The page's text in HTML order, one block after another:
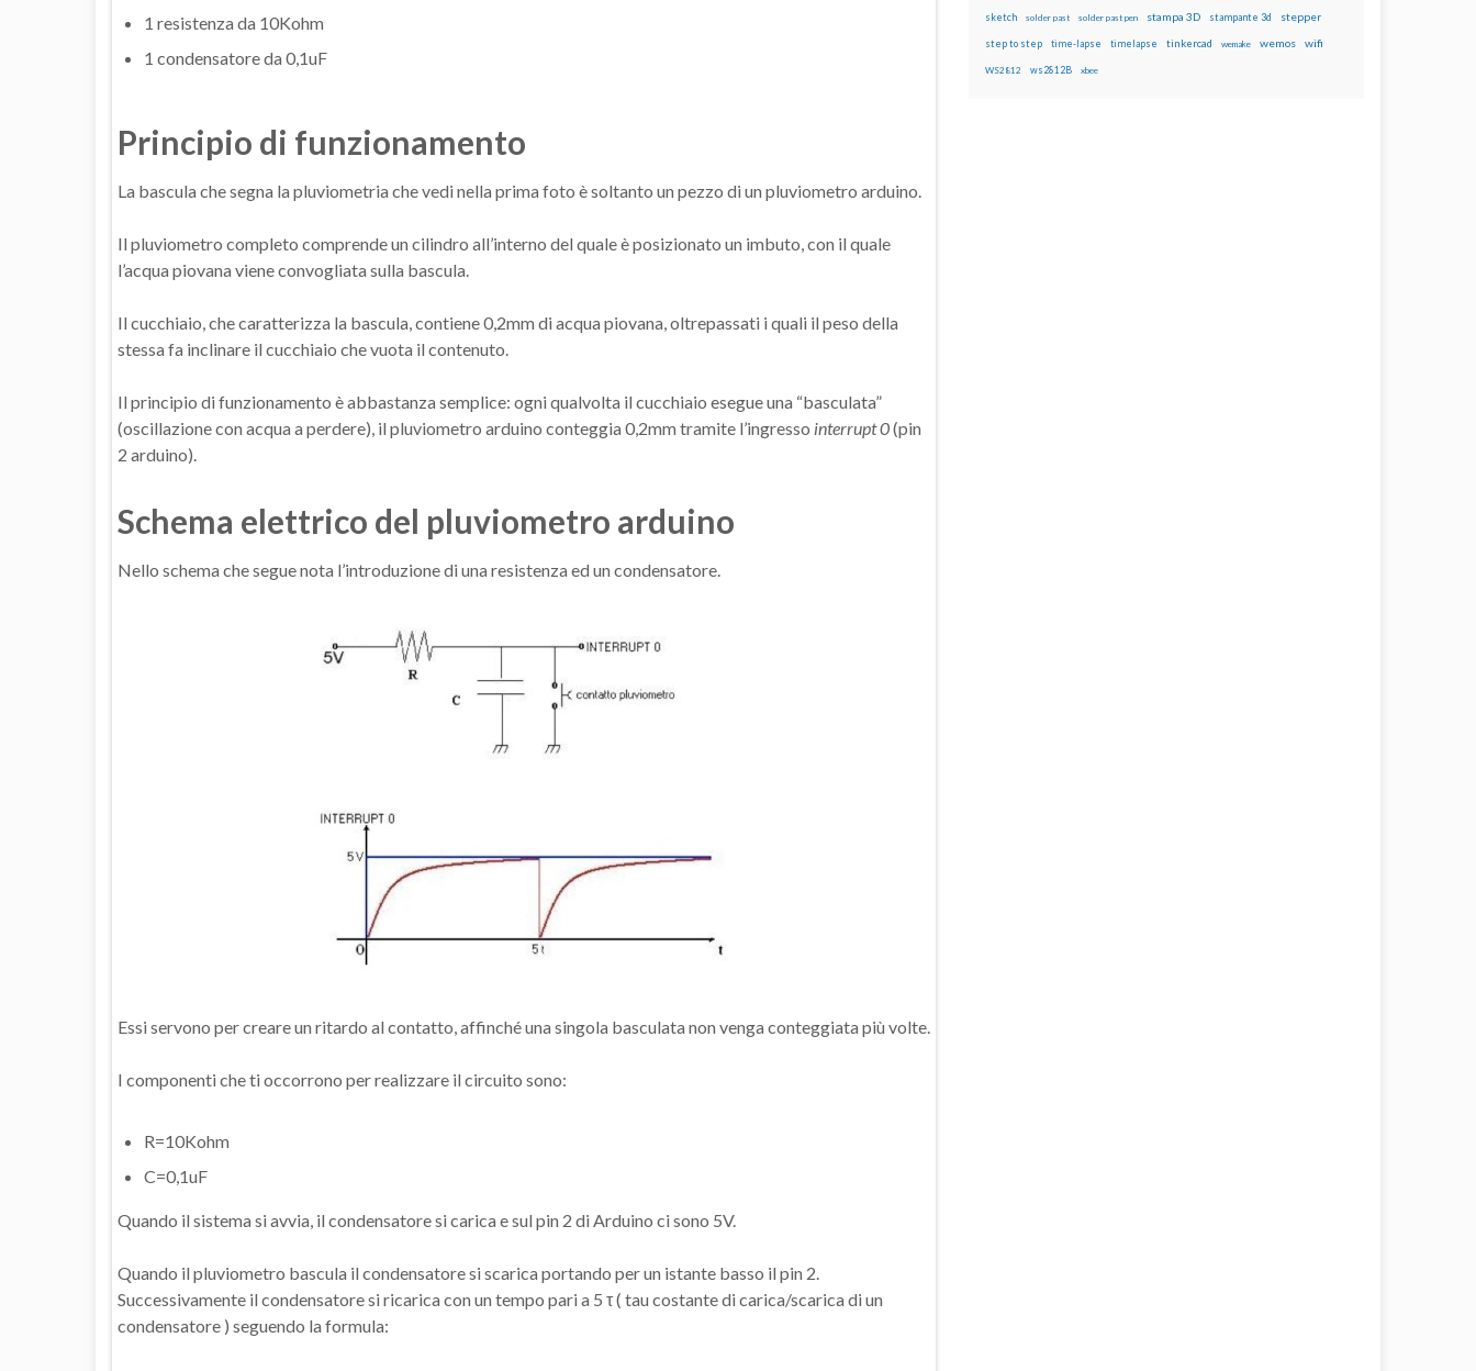
1 resistenza da 10Kohm
1 condensatore da 0,1uF
Principio di funzionamento
La bascula che segna la pluviometria che vedi nella prima foto è soltanto un pezzo di un pluviometro arduino.
Il pluviometro completo comprende un cilindro all’interno del quale è posizionato un imbuto, con il quale
l’acqua piovana viene convogliata sulla bascula.
Il cucchiaio, che caratterizza la bascula, contiene 0,2mm di acqua piovana, oltrepassati i quali il peso della
stessa fa inclinare il cucchiaio che vuota il contenuto.
Il principio di funzionamento è abbastanza semplice: ogni qualvolta il cucchiaio esegue una “basculata”
(oscillazione con acqua a perdere), il pluviometro arduino conteggia 0,2mm tramite l’ingresso interrupt 0(pin
2 arduino).
Schema elettrico del pluviometro arduino
Nello schema che segue nota l’introduzione di una resistenza ed un condensatore.
Essi servono per creare un ritardo al contatto, affinché una singola basculata non venga conteggiata più volte.
I componenti che ti occorrono per realizzare il circuito sono:
R=10Kohm
C=0,1uF
Quando il sistema si avvia, il condensatore si carica e sul pin 2 di Arduino ci sono 5V.
Quando il pluviometro bascula il condensatore si scarica portando per un istante basso il pin 2.
Successivamente il condensatore si ricarica con un tempo pari a 5 τ ( tau costante di carica/scarica di un
condensatore ) seguendo la formula:
sketch solder past solder past pen stampa 3D stampante 3d stepper
step to step time-lapse timelapse tinkercad wemake wemos wifi
WS2812 ws2812B xbee